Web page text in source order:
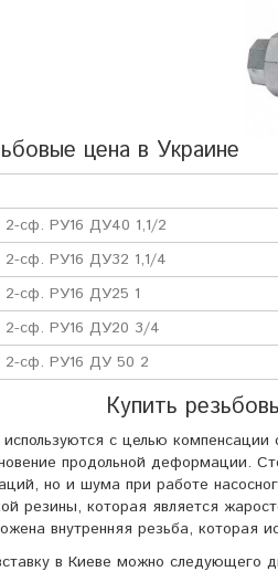
цена в Украине
2-сф. РУ16 ДУ40 1,1/2
2-сф. РУ16 ДУ32 1,1/4
2-сф. РУ16 ДУ25 1
2-сф. РУ16 ДУ20 3/4
2-сф. РУ16 ДУ 50 2
Купить
с целью
продольной деформации.
но и шума при работе
резины, которая является
внутренняя резьба, которая
в Киеве можно следующего